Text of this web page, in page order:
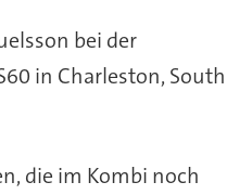
bei der
in Charleston, South
die im Kombi noch